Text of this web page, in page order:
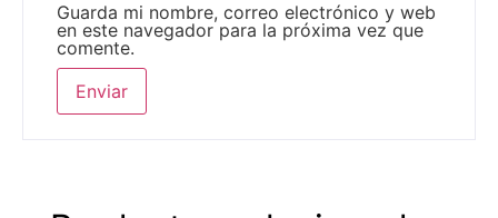
Guarda mi nombre, correo electrónico y web
en este navegador para la próxima vez que
comente.